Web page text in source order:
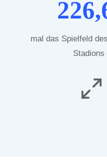
mal das Spielfeld
Stadions